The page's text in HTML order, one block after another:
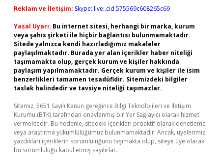
Reklam ve İletişim: Skype: live:.cid.575569c608265c69
Yasal Uyarı: Bu internet sitesi, herhangi bir marka, kurum
veya şahıs şirketi ile hiçbir bağlantısı bulunmamaktadır.
Sitede yalnızca kendi hazırladığımız makaleler
paylaşılmaktadır. Burada yer alan içerikler haber niteliği
taşımamakta olup, gerçek kurum ve kişiler hakkında
paylaşım yapılmamaktadır. Gerçek kurum ve kişiler ile isim
benzerlikleri tamamen tesadüfidir. Sitemizdeki bilgiler
taslak halindedir ve tavsiye niteliği taşımazlar.
Sitemiz, 5651 Sayılı Kanun gereğince Bilgi Teknolojileri ve İletişim
Kurumu (BTK) tarafından onaylanmış bir Yer Sağlayıcı olarak hizmet
vermektedir. Bu nedenle, sitedeki içerikleri proaktif olarak denetleme
veya araştırma yükümlülüğümüz bulunmamaktadır. Ancak, üyelerimiz
yazdıkları içeriklerin sorumluluğunu taşımakta olup, siteye üye olarak
bu sorumluluğu kabul etmiş sayılırlar.